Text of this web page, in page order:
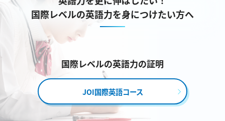
国際レベルの英語力を身につけたい方へ
国際レベルの英語力の証明
JOI国際英語コース